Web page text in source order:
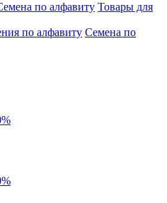
по алфавиту Товары для
по алфавиту Семена по